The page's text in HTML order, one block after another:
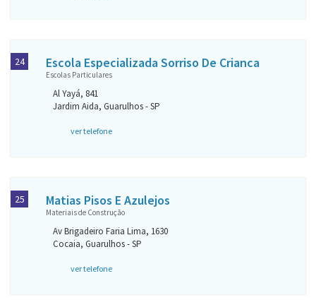
Escola Especializada Sorriso De Crianca
Escolas Particulares
Al Yayá, 841
Jardim Aida, Guarulhos - SP
ver telefone
24
Matias Pisos E Azulejos
Materiais de Construção
Av Brigadeiro Faria Lima, 1630
Cocaia, Guarulhos - SP
ver telefone
25